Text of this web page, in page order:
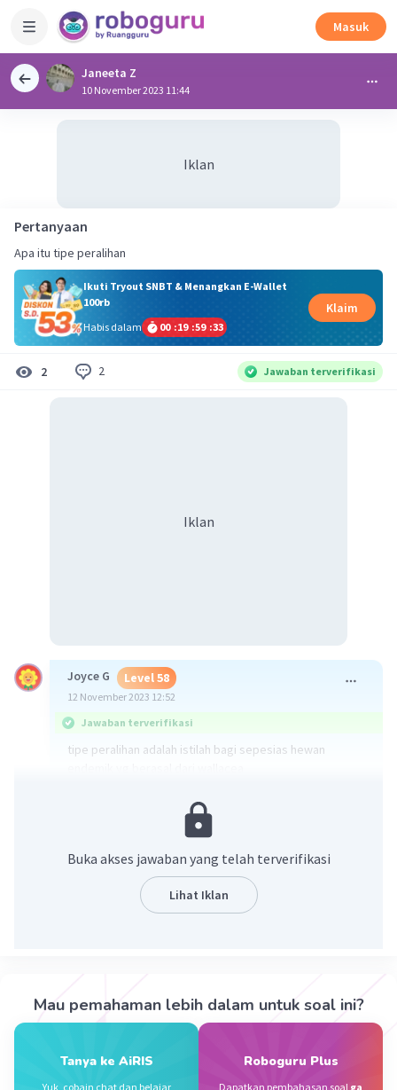
Masuk
Janeeta Z
10 November 2023 11:44
Iklan
Pertanyaan
Apa itu tipe peralihan
Ikuti Tryout SNBT & Menangkan E-Wallet
100rb
Habis dalam
00 :19 :59 :32
Klaim
2 2 Jawaban terverifikasi
Iklan
Joyce G Level 58
12 November 2023 12:52
Jawaban terverifikasi
tipe peralihan adalah istilah bagi sepesias hewan
Sri W Level 88
11 November 2023 01:44
seperti tipe pertumbuhan
Buka akses jawaban yang telah terverifikasi
Lihat Iklan
Mau pemahaman lebih dalam untuk soal ini?
Tanya ke AiRIS
Yuk, cobain chat dan belajar
Roboguru Plus
Dapatkan pembahasan soal ga